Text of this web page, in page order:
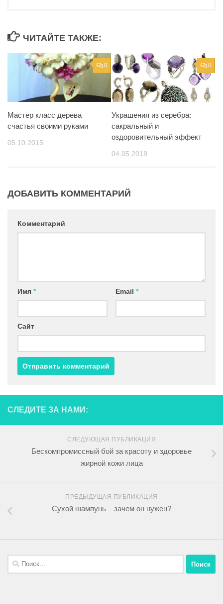
ЧИТАЙТЕ ТАКЖЕ:
0
Мастер класс дерева
счастья своими руками
05.10.2015
0
Украшения из серебра:
сакральный и
оздоровительный эффект
04.05.2018
ДОБАВИТЬ КОММЕНТАРИЙ
Комментарий
Имя * Email *
Сайт
СЛЕДИТЕ ЗА НАМИ:
СЛЕДУЮЩАЯ ПУБЛИКАЦИЯ
Бескомпромиссный бой за красоту и здоровье
жирной кожи лица
ПРЕДЫДУЩАЯ ПУБЛИКАЦИЯ
Сухой шампунь – зачем он нужен?